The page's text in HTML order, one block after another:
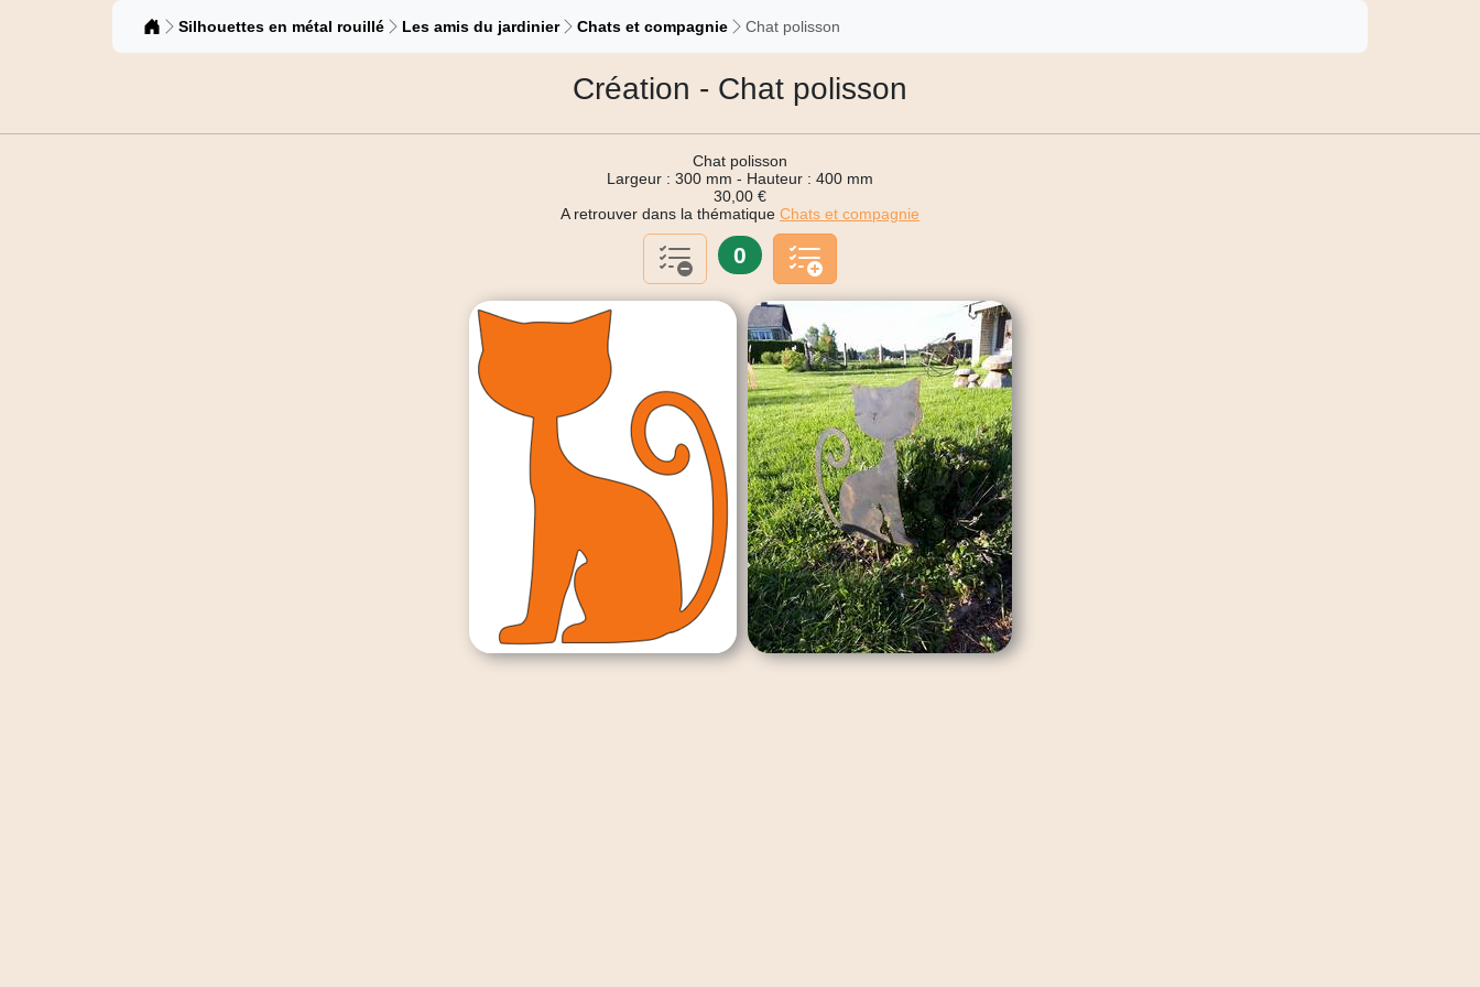
Catalogue
Silhouettes en métal rouillé Les amis du jardinier Chats et compagnie Chat polisson
Création - Chat polisson
Chat polisson
Largeur : 300 mm - Hauteur : 400 mm
30,00 €
A retrouver dans la thématique Chats et compagnie
0